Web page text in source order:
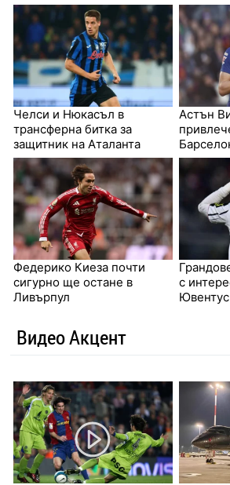
Челси и Нюкасъл в
трансферна битка за
защитник на Аталанта
Астън
Федерико Киеза почти
сигурно ще остане в
Ливърпул
с
Ювентус
Видео Акцент